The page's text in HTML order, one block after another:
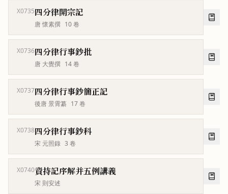
X0735四分律開宗記
唐 懷素撰 10卷
X0736四分律行事鈔批
唐 大覺撰 14卷
X0737四分律行事鈔簡正記
後唐 景霄纂 17卷
X0738四分律行事鈔科
宋 元照錄 3 卷
X0740資持記序解并五例講義
宋 則安述